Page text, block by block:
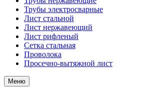
Трубы электросварные
Лист стальной
Лист нержавеющий
Лист рифленый
Сетка стальная
Проволока
Просечно-вытяжной лист
Меню